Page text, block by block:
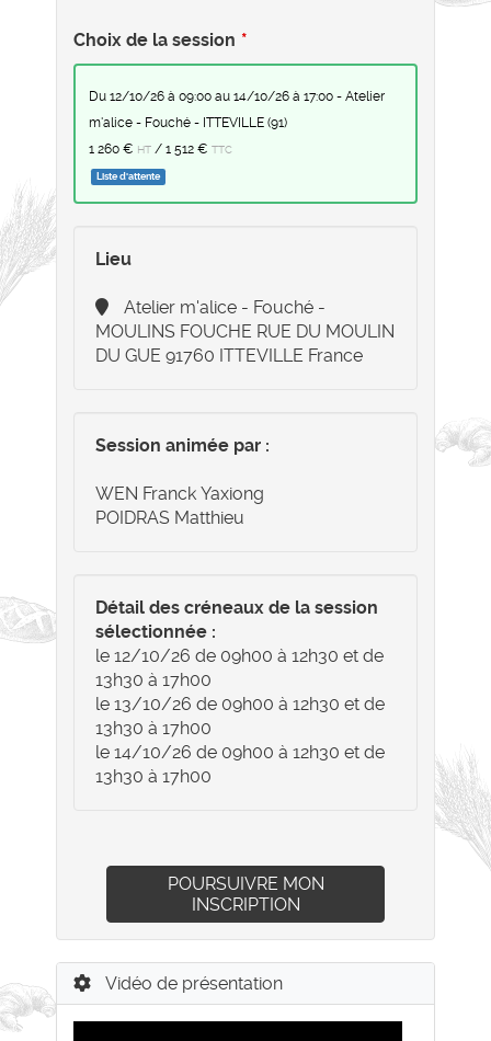
Choix de la session
du 12/10/26 à 09:00 au 14/10/26 à 17:00 - Atelier
m'alice - Fouché - ITTEVILLE (91)
1 260 € HT /1 512 €TTC
Liste d'attente
Lieu
Atelier m'alice - Fouché -
MOULINS FOUCHE RUE DU MOULIN
DU GUE 91760 ITTEVILLE France
Session animée par :
WEN Franck Yaxiong
POIDRAS Matthieu
Détail des créneaux de la session
sélectionnée :
le 12/10/26 de 09h00 à 12h30 et de
13h30 à 17h00
le 13/10/26 de 09h00 à 12h30 et de
13h30 à 17h00
le 14/10/26 de 09h00 à 12h30 et de
13h30 à 17h00
POURSUIVRE MON
INSCRIPTION
Vidéo de présentation